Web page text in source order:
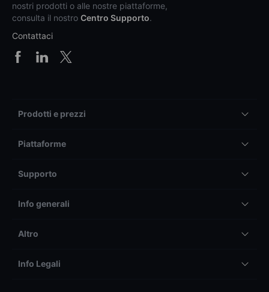
nostri prodotti o alle nostre piattaforme,
consulta il nostro Centro Supporto.
Contattaci
Prodotti e prezzi
Piattaforme
Supporto
Info generali
Altro
Info Legali